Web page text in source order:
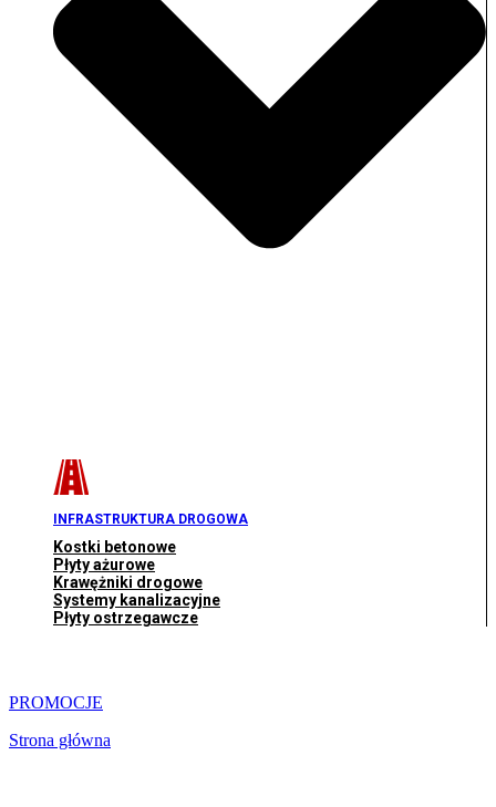
INFRASTRUKTURA DROGOWA
Kostki betonowe
Płyty ażurowe
Krawężniki drogowe
Systemy kanalizacyjne
Płyty ostrzegawcze
PROMOCJE
Strona główna